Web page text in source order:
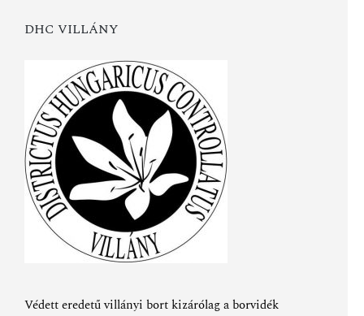
DHC VILLÁNY
Védett eredetű villányi bort kizárólag a borvidék